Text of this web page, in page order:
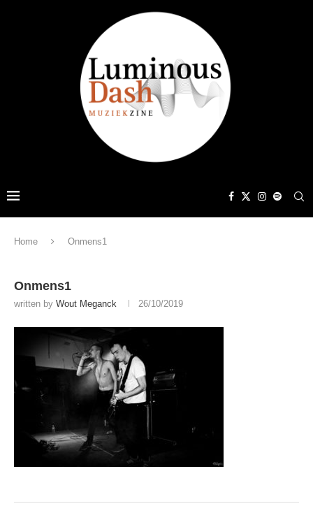
Home Onmens1
Onmens1
written by Wout Meganck 26/10/2019